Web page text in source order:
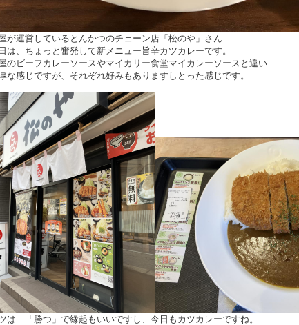
が運営しているとんかつのチェーン店「松のや」さん
は、ちょっと奮発して新メニュー旨辛カツカレーです。
のビーフカレーソースやマイカリー食堂マイカレーソースと違い
な感じですが、それぞれ好みもありますしとった感じです。
は 「勝つ」で縁起もいいですし、今日もカツカレーですね。